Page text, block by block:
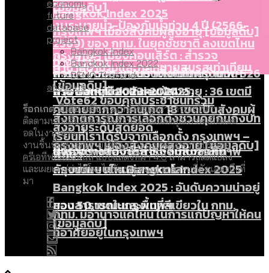
Vote62 ขอบคุณประชาชนที่ร่วม
สังเกตการณ์การเลือกตั้งชวนคุยกันถึงบท
เรียนที่เราได้รับจากเลือกตั้ง กรุงเทพฯ –
พัทยา
กทม. มีอำนาจแค่ไหน ในการแก้ปัญหาให้คน
ที่อาศัยอยู่ในกรุงเทพฯ
งบระบายน้ำ-ป้องกันน้ำท่วม 4 ปี (2566-
2569) ของ กทม. ในยุคชัชชาติ ลงเขตไหน
ทำอะไรบ้าง
กรุงเทพฯ เมืองคอนเสิร์ต : สำรวจ
คอนเสิร์ตและแฟนมีตติ้งในไทยจำนวน 526
งาน ตั้งแต่ปี 2023-2024
ปีนกำแพงส่องซีรีส์จีน: จีนส่งออกภาพ
ลักษณ์แบบไหนสู่สายตาโลก
Bangkok Index 2025
สำรวจงบประมาณรายเขตในกรุงเทพฯ
ผ่าน Bangkok Index 2025
สำรวจรายได้จากการจัดเก็บภาษีใน
กรุงเทพฯ ผ่าน Bangkok Index 2025
กรุงเทพฯ เมืองสังคมผู้สูงอายุ [ข้อมูลดิบ]
กรุงเทพฯ เมืองสังคมผู้สูงอายุ : 36 เขตมี
คนตายมากกว่าคนเกิด 18 เขตเป็นสังคมผู้
สูงอายุระดับสุดยอด
Bangkok Index 2025 : อันดับความน่าอยู่
ของ 50 เขตในกรุงเทพฯ
[ข้อมูลดิบ]
คำนำหน้านามและกฎหมายสมรสเท่าเทียม
[ข้อมูลดิบ]
กรุงเทพฯ เมืองสังคมผู้สูงอายุ [ข้อมูลดิบ]
สวนสาธารณะและพื้นที่สีเขียวใน กทม.
[ข้อมูลดิบ]
economy
future
database
project
Bangkok Index
Bangkok Index 2022
DEMO Thailand
about us
ร็อกเกต มีเดีย แล็บคือแหล่งข้อมูลสาธารณะในการ
ติดตามประเด็นสังคม ทั้งเชิงปริมาณและคุณภาพ เพื่อต่อย
อดในงานข่าว
งานชิ้นนี้เผยแพร่ภายใต้สัญญาอนุญาตระหว่างประเทศ
ครีเอทีฟคอมมอนส์ แบบแสดงที่มา 4.0สามารถดัดแปลง
และเผยแพร่ต่อได้โดยไม่ต้องขออนุญาต ตราบที่ยังแสดงถึงที่
มา